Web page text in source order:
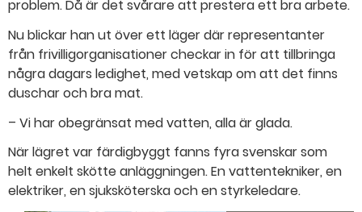
problem. Då är det svårare att prestera ett bra arbete.
Nu blickar han ut över ett läger där representanter
från frivilligorganisationer checkar in för att tillbringa
några dagars ledighet, med vetskap om att det finns
duschar och bra mat.
– Vi har obegränsat med vatten, alla är glada.
När lägret var färdigbyggt fanns fyra svenskar som
helt enkelt skötte anläggningen. En vattentekniker, en
elektriker, en sjuksköterska och en styrkeledare.